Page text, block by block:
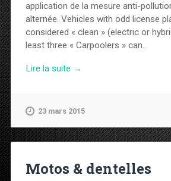
application de la mesure anti-
alternée. Vehicles with odd license
considered « clean » (electric or
least three « Carpoolers » can...
Lire la suite →
23 mars 2015
Motos & dentelles